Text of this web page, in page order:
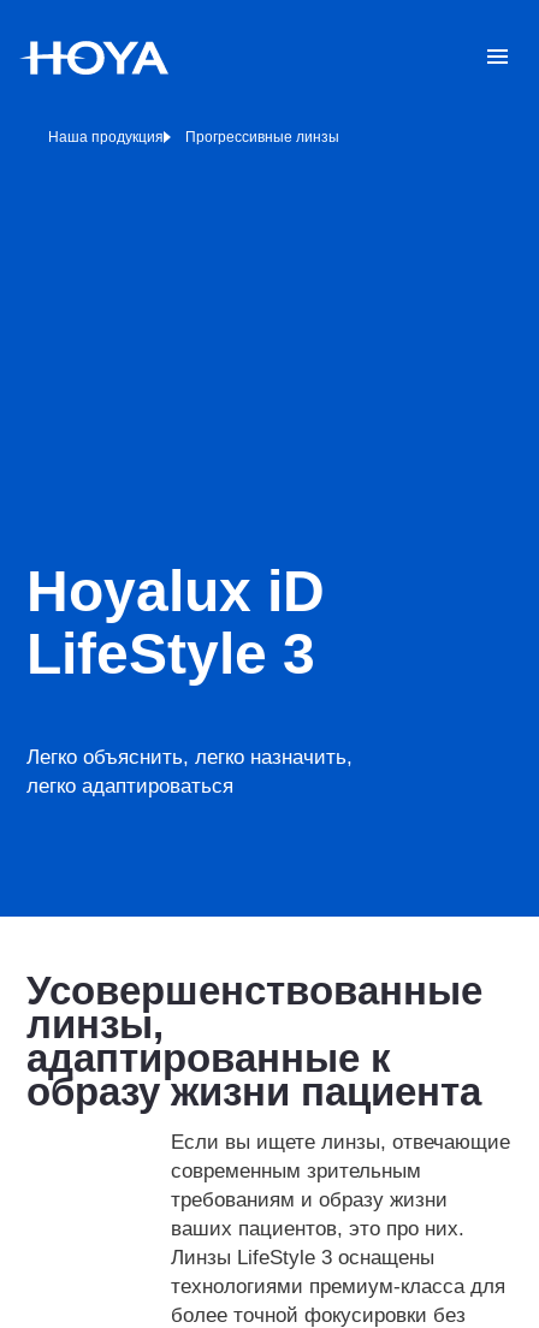
Наша продукция Прогрессивные линзы
Легко объяснить, легко назначить,
легко адаптироваться
Hoyalux iD
LifeStyle 3
Усовершенствованные
линзы,
адаптированные к
образу жизни пациента
Если вы ищете линзы, отвечающие
современным зрительным
требованиям и образу жизни
ваших пациентов, это про них.
Линзы LifeStyle 3 оснащены
технологиями премиум-класса для
более точной фокусировки без